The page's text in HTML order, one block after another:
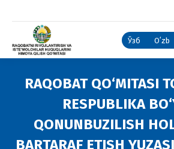
Ўзб Oʻzb
RAQOBAT QO‘MITASI
RESPUBLIKA
QONUNBUZILISH
BARTARAF ETISH